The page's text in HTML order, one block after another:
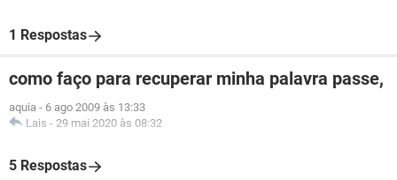
1 Respostas
como faço para recuperar minha palavra passe,
aquia - 6 ago 2009 às 13:33
Lais - 29 mai 2020 às 08:32
5 Respostas